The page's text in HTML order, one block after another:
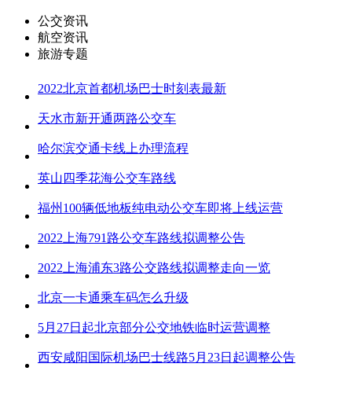
公交资讯
航空资讯
旅游专题
2022北京首都机场巴士时刻表最新
天水市新开通两路公交车
哈尔滨交通卡线上办理流程
英山四季花海公交车路线
福州100辆低地板纯电动公交车即将上线运营
2022上海791路公交车路线拟调整公告
2022上海浦东3路公交路线拟调整走向一览
北京一卡通乘车码怎么升级
5月27日起北京部分公交地铁临时运营调整
西安咸阳国际机场巴士线路5月23日起调整公告